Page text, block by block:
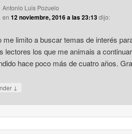
Antonio Luis Pozuelo
en 12 noviembre, 2016 a las 23:13dijo:
me limito a buscar temas de interés
lectores los que me animais a
hace poco más de cuatro años.
↓